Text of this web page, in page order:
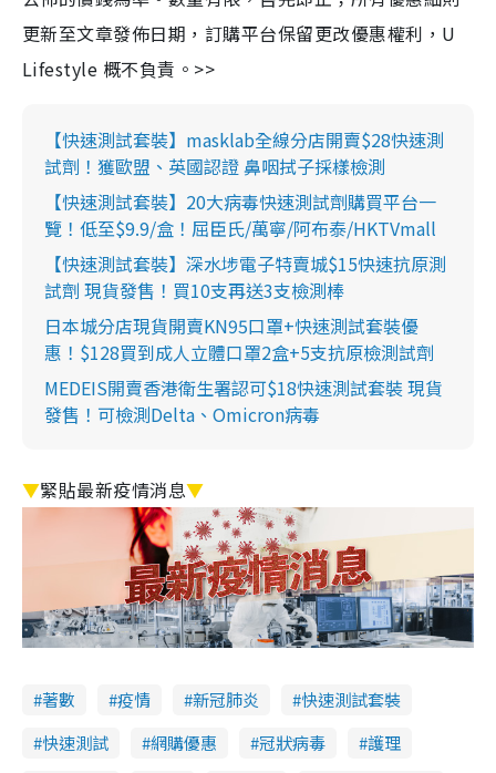
更新至文章發佈日期，訂購平台保留更改優惠權利，U
Lifestyle 概不負責。>>
【快速測試套裝】masklab全線分店開賣$28快速測
試劑！獲歐盟、英國認證 鼻咽拭子採樣檢測
【快速測試套裝】20大病毒快速測試劑購買平台一
覽！低至$9.9/盒！屈臣氏/萬寧/阿布泰/HKTVmall
【快速測試套裝】深水埗電子特賣城$15快速抗原測
試劑 現貨發售！買10支再送3支檢測棒
日本城分店現貨開賣KN95口罩+快速測試套裝優
惠！$128買到成人立體口罩2盒+5支抗原檢測試劑
MEDEIS開賣香港衛生署認可$18快速測試套裝 現貨
發售！可檢測Delta、Omicron病毒
▼緊貼最新疫情消息▼
著數 疫情 新冠肺炎
快速測試套裝
快速測試
網購優惠 冠狀病毒
護理